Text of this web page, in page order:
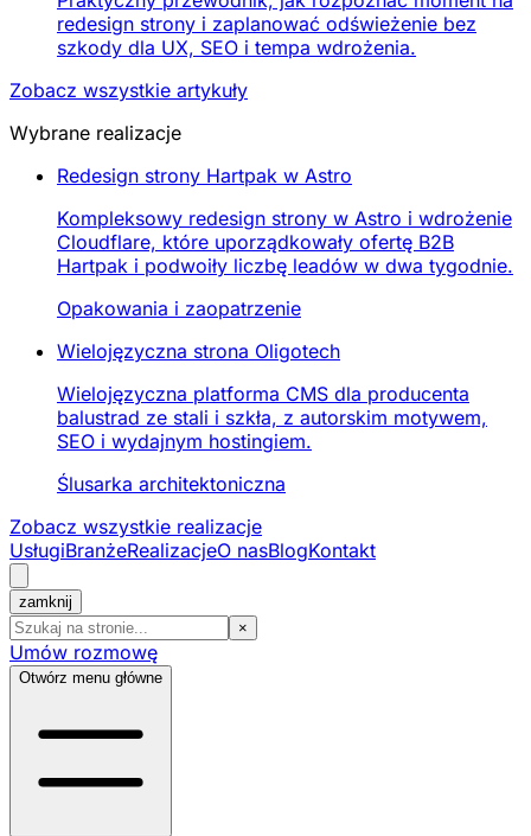
redesign strony i zaplanować odświeżenie bez
szkody dla UX, SEO i tempa wdrożenia.
Zobacz wszystkie artykuły
Wybrane realizacje
Redesign strony Hartpak w Astro
Kompleksowy redesign strony w Astro i wdrożenie
Cloudflare, które uporządkowały ofertę B2B
Hartpak i podwoiły liczbę leadów w dwa tygodnie.
Opakowania i zaopatrzenie
Wielojęzyczna strona Oligotech
Wielojęzyczna platforma CMS dla producenta
balustrad ze stali i szkła, z autorskim motywem,
SEO i wydajnym hostingiem.
Ślusarka architektoniczna
Zobacz wszystkie realizacje
UsługiBranżeRealizacjeO nasBlogKontakt
zamknij
×
Umów rozmowę
Otwórz menu główne